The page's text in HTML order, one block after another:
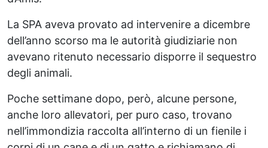
La SPA aveva provato ad intervenire a dicembre
dell’anno scorso ma le autorità giudiziarie non
avevano ritenuto necessario disporre il sequestro
degli animali.
Poche settimane dopo, però, alcune persone,
anche loro allevatori, per puro caso, trovano
nell’immondizia raccolta all’interno di un fienile i